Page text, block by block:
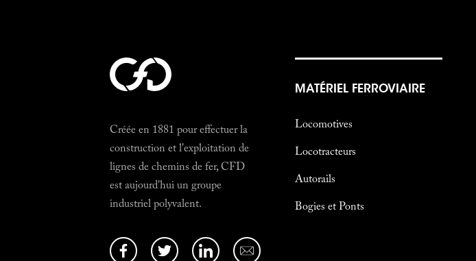
Créée en 1881 pour effectuer la
construction et l'exploitation de
lignes de chemins de fer, CFD
est aujourd'hui un groupe
industriel polyvalent.
MATÉRIEL FERROVIAIRE
Locomotives
Locotracteurs
Autorails
Bogies et Ponts